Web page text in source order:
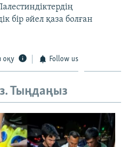
бір әйел қаза болған
оқу Follow us
Тыңдаңыз